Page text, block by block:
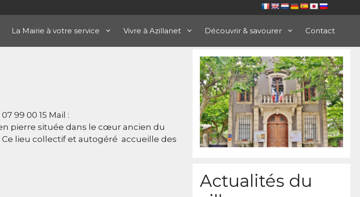
La Mairie à votre service Vivre à Azillanet Découvrir & savourer Contact
99 00 15 Mail :
pierre située dans le cœur ancien du
Ce lieu collectif et autogéré accueille des
Actualités du